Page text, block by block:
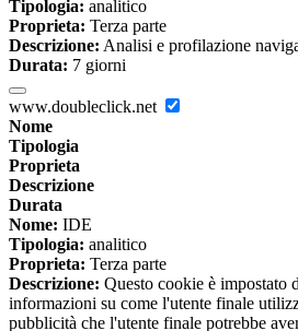
Tipologia: analitico
Proprieta: Terza parte
Descrizione: Analisi e profilazione
Durata: 7 giorni
www.doubleclick.net
Nome
Tipologia
Proprieta
Descrizione
Durata
Nome: IDE
Tipologia: analitico
Proprieta: Terza parte
Descrizione: Questo cookie è impostato
informazioni su come l'utente finale
pubblicità che l'utente finale potrebbe